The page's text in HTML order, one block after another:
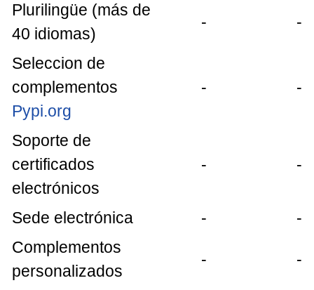
Plurilingüe (más de
40 idiomas)
- -
Seleccion de
complementos
Pypi.org
- -
Soporte de
certificados
electrónicos
- -
Sede electrónica -
-
Complementos
personalizados
- -